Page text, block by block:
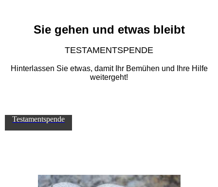
Sie gehen und etwas bleibt
TESTAMENTSPENDE
Hinterlassen Sie etwas, damit Ihr Bemühen und Ihre Hilfe
weitergeht!
Testamentspende